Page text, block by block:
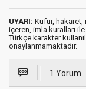
UYARI: Küfür, hakaret,
içeren, imla kuralları ile
Türkçe karakter
onaylanmamaktadır.
1 Yorum